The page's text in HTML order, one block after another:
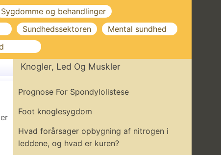
Sygdomme og behandlinger
Sundhedssektoren
Mental sundhed
Knogler, Led Og Muskler
Prognose For Spondylolistese
Foot knoglesygdom
Hvad forårsager opbygning af nitrogen i
leddene, og hvad er kuren?